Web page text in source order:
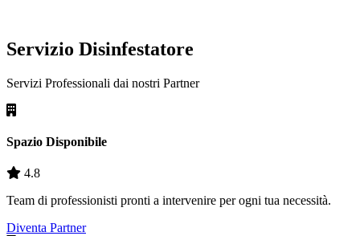
Servizio Disinfestatore
Servizi Professionali dai nostri Partner
Spazio Disponibile
4.8
Team di professionisti pronti a intervenire per ogni tua necessità.
Diventa Partner